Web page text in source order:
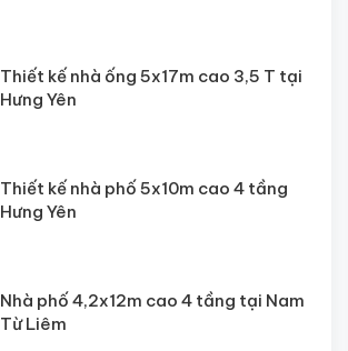
Thiết kế nhà ống 5x17m cao 3,5 T tại
Hưng Yên
Thiết kế nhà phố 5x10m cao 4 tầng
Hưng Yên
Nhà phố 4,2x12m cao 4 tầng tại Nam
Từ Liêm